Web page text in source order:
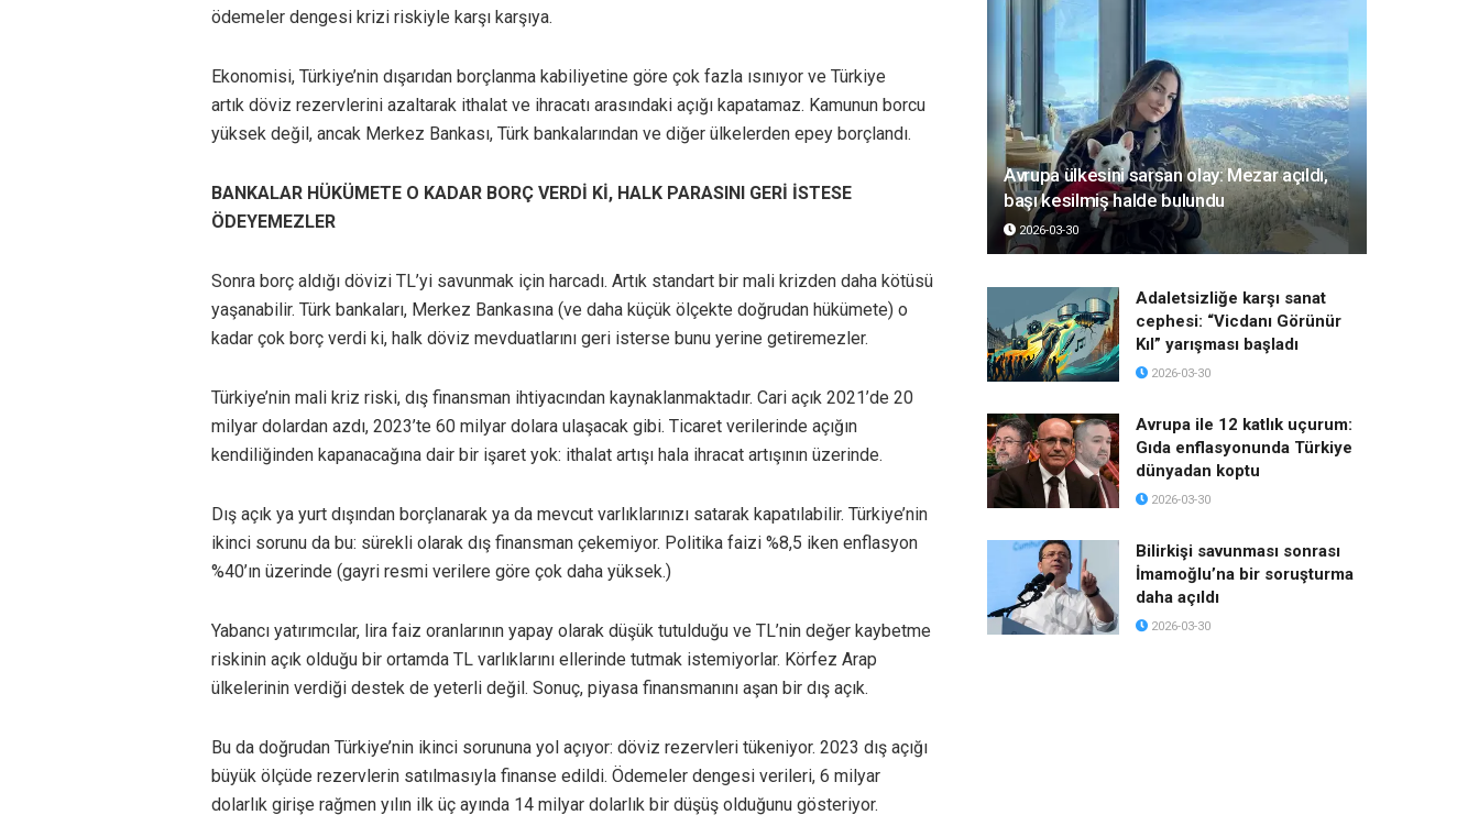
ödemeler dengesi krizi riskiyle karşı karşıya.
Ekonomisi, Türkiye’nin dışarıdan borçlanma kabiliyetine göre çok fazla ısınıyor ve Türkiye
artık döviz rezervlerini azaltarak ithalat ve ihracatı arasındaki açığı kapatamaz. Kamunun borcu
yüksek değil, ancak Merkez Bankası, Türk bankalarından ve diğer ülkelerden epey borçlandı.
BANKALAR HÜKÜMETE O KADAR BORÇ VERDİ Kİ, HALK PARASINI GERİ İSTESE
ÖDEYEMEZLER
Sonra borç aldığı dövizi TL’yi savunmak için harcadı. Artık standart bir mali krizden daha kötüsü
yaşanabilir. Türk bankaları, Merkez Bankasına (ve daha küçük ölçekte doğrudan hükümete) o
kadar çok borç verdi ki, halk döviz mevduatlarını geri isterse bunu yerine getiremezler.
Türkiye’nin mali kriz riski, dış finansman ihtiyacından kaynaklanmaktadır. Cari açık 2021’de 20
milyar dolardan azdı, 2023’te 60 milyar dolara ulaşacak gibi. Ticaret verilerinde açığın
kendiliğinden kapanacağına dair bir işaret yok: ithalat artışı hala ihracat artışının üzerinde.
Dış açık ya yurt dışından borçlanarak ya da mevcut varlıklarınızı satarak kapatılabilir. Türkiye’nin
ikinci sorunu da bu: sürekli olarak dış finansman çekemiyor. Politika faizi %8,5 iken enflasyon
%40’ın üzerinde (gayri resmi verilere göre çok daha yüksek.)
Yabancı yatırımcılar, lira faiz oranlarının yapay olarak düşük tutulduğu ve TL’nin değer kaybetme
riskinin açık olduğu bir ortamda TL varlıklarını ellerinde tutmak istemiyorlar. Körfez Arap
ülkelerinin verdiği destek de yeterli değil. Sonuç, piyasa finansmanını aşan bir dış açık.
Bu da doğrudan Türkiye’nin ikinci sorununa yol açıyor: döviz rezervleri tükeniyor. 2023 dış açığı
büyük ölçüde rezervlerin satılmasıyla finanse edildi. Ödemeler dengesi verileri, 6 milyar
dolarlık girişe rağmen yılın ilk üç ayında 14 milyar dolarlık bir düşüş olduğunu gösteriyor.
Avrupa ülkesini sarsan olay: Mezar açıldı,
başı kesilmiş halde bulundu
2026-03-30
Adaletsizliğe karşı sanat
cephesi: “Vicdanı Görünür
Kıl” yarışması başladı
2026-03-30
Avrupa ile 12 katlık uçurum:
Gıda enflasyonunda Türkiye
dünyadan koptu
2026-03-30
Bilirkişi savunması sonrası
İmamoğlu’na bir soruşturma
daha açıldı
2026-03-30